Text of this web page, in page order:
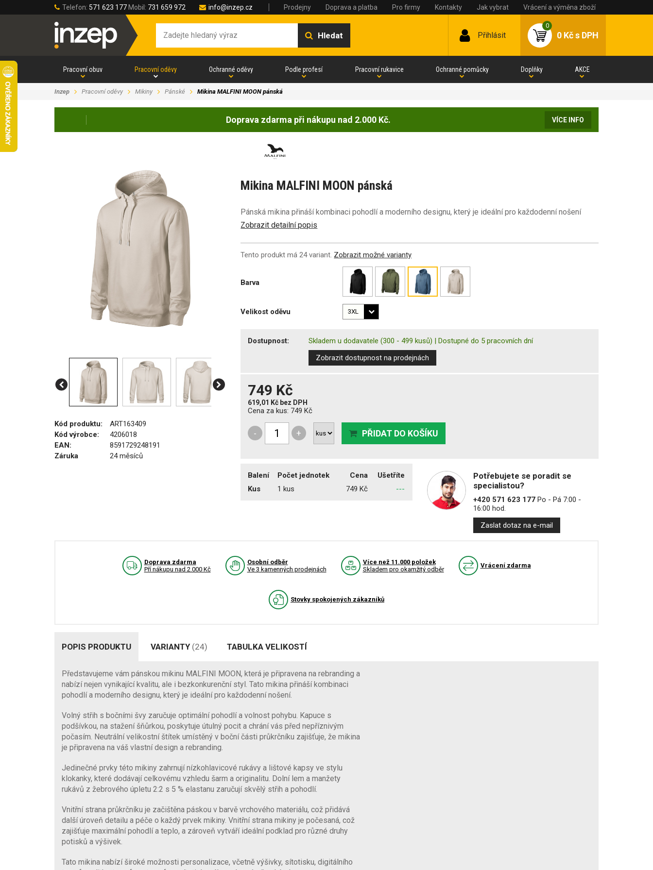
Telefon: 571 623 177 Mobil: 731 659 972 info@inzep.cz Prodejny Doprava a platba Pro firmy Kontakty Jak vybrat Vrácení a výměna zboží
Hledat Přihlásit
0
0 Kčs DPH
Pracovní obuv Pracovní oděvy Ochranné oděvy Podle profesí Pracovní rukavice Ochranné pomůcky Doplňky AKCE
Inzep Pracovní oděvy Mikiny Pánské Mikina MALFINI MOON pánská
Doprava zdarma při nákupu nad 2.000 Kč. VÍCE INFO
Kód produktu:
ART163409
Kód výrobce:
4206018
EAN:
8591729248191
Záruka
24 měsíců
Mikina MALFINI MOON pánská
Pánská mikina přináší kombinaci pohodlí a moderního designu, který je ideální pro každodenní nošení
Zobrazit detailní popis
Tento produkt má 24 variant. Zobrazit možné varianty
Barva
Velikost oděvu
Dostupnost: Skladem u dodavatele (300 - 499 kusů) |Dostupné do 5 pracovních dní
Zobrazit dostupnost na prodejnách
749 Kč
619,01 Kč bez DPH
Cena za kus: 749 Kč
- + PŘIDAT DO KOŠÍKU
Balení Počet jednotek Cena
Ušetříte
Kus
1 kus 749 Kč ---
Potřebujete se poradit se
specialistou?
+420 571 623 177Po - Pá 7:00 -
16:00 hod.
Zaslat dotaz na e-mail
Doprava zdarma
Pří nákupu nad 2.000 Kč
Osobní odběr
Ve 3 kamenných prodejnách
Více než 11.000 položek
Skladem pro okamžitý odběr
Vrácení zdarma
Stovky spokojených zákazníků
POPIS PRODUKTU VARIANTY (24) TABULKA VELIKOSTÍ
Představujeme vám pánskou mikinu MALFINI MOON, která je připravena na rebranding a
nabízí nejen vynikající kvalitu, ale i bezkonkurenční styl. Tato mikina přináší kombinaci
pohodlí a moderního designu, který je ideální pro každodenní nošení.
Volný střih s bočními švy zaručuje optimální pohodlí a volnost pohybu. Kapuce s
podšívkou, na stažení šňůrkou, poskytuje útulný pocit a chrání vás před nepříznivým
počasím. Neutrální velikostní štítek umístěný v boční části průkrčníku zajišťuje, že mikina
je připravena na váš vlastní design a rebranding.
Jedinečné prvky této mikiny zahrnují nízkohlavicové rukávy a lištové kapsy ve stylu
klokanky, které dodávají celkovému vzhledu šarm a originalitu. Dolní lem a manžety
rukávů z žebrového úpletu 2:2 s 5 % elastanu zaručují skvělý střih a pohodlí.
Vnitřní strana průkrčníku je začištěna páskou v barvě vrchového materiálu, což přidává
další úroveň detailu a péče o každý prvek mikiny. Vnitřní strana mikiny je počesaná, což
zajišťuje maximální pohodlí a teplo, a zároveň vytváří ideální podklad pro různé druhy
potisků a výšivek.
Tato mikina nabízí široké možnosti personalizace, včetně výšivky, sítotisku, digitálního